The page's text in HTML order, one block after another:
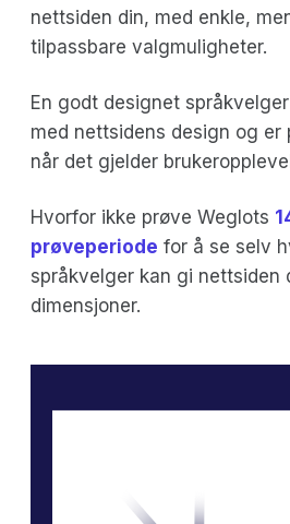
nettsiden din, med enkle,
tilpassbare valgmuligheter.
En godt designet
med nettsidens design og er
når det gjelder
Hvorfor ikke prøve Weglots
prøveperiode for å se selv
språkvelger kan gi nettsiden
dimensjoner.